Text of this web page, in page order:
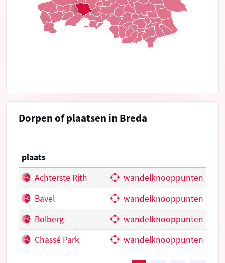
Dorpen of plaatsen in Breda
plaats
Achterste Rith
wandelknooppunten
Bavel
wandelknooppunten
Bolberg
wandelknooppunten
Chassé Park
wandelknooppunten